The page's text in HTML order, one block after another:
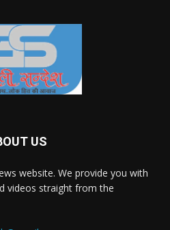
US
website. We provide you with
videos straight from the